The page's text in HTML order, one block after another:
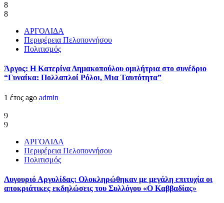
8
8
ΑΡΓΟΛΙΔΑ
Περιφέρεια Πελοποννήσου
Πολιτισμός
Άργος: Η Κατερίνα Δημακοπούλου ομιλήτρια στο συνέδριο
“Γυναίκα: Πολλαπλοί Ρόλοι, Μια Ταυτότητα”
1 έτος ago admin
9
9
ΑΡΓΟΛΙΔΑ
Περιφέρεια Πελοποννήσου
Πολιτισμός
Λυγουριό Αργολίδας: Ολοκληρώθηκαν με μεγάλη επιτυχία οι
αποκριάτικες εκδηλώσεις του Συλλόγου «Ο Καββαδίας»